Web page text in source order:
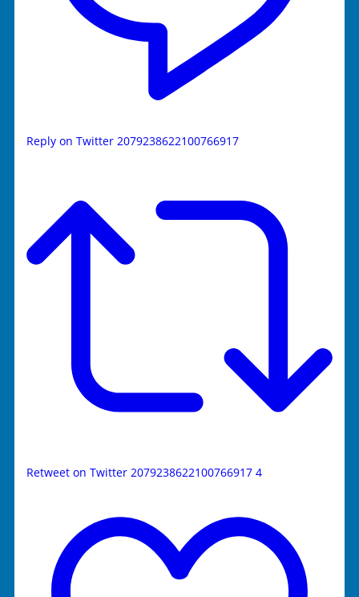
Reply on Twitter 2079238622100766917
Retweet on Twitter 2079238622100766917 4